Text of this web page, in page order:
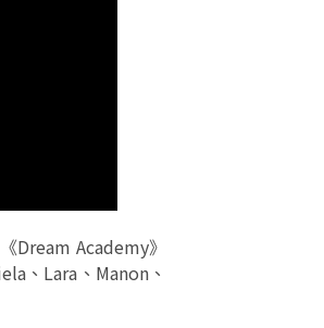
Dream Academy》
、Lara、Manon、